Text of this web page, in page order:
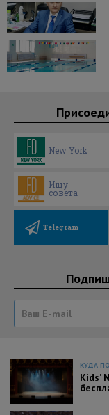
New York
Ищу
совета
Telegram
КУДА
Kids’